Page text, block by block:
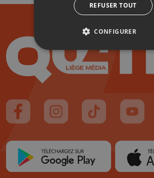
Suivez-nous sur FaceBook
Suivez-nous sur Instagram
Suivez-nous sur
REFUSER TOUT
CONFIGURER